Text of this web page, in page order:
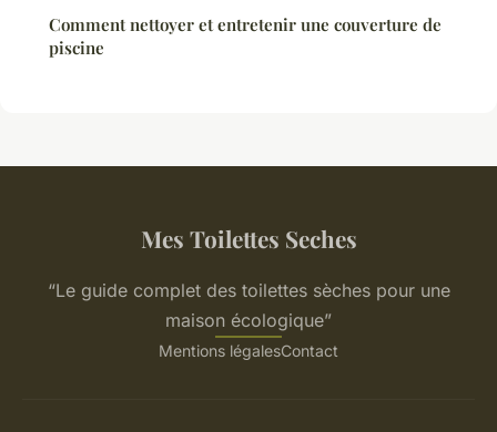
Comment nettoyer et entretenir une couverture de
piscine
Mes Toilettes Seches
“Le guide complet des toilettes sèches pour une
maison écologique”
Mentions légalesContact